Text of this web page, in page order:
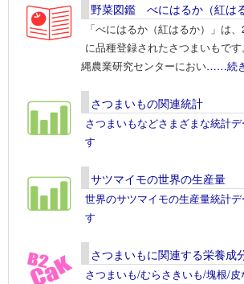
野菜図鑑 べにはるか（紅はる
「べにはるか（紅はるか）」は、
に品種登録されたさつまいもで
縄農業研究センターにおい……続
さつまいもの関連統計
さつまいもなどさまざまな統計
す
サツマイモの世界の生産量
世界のサツマイモの生産量統計
す
さつまいもに関連する栄養成
さつまいも/むらさきいも/塊根/